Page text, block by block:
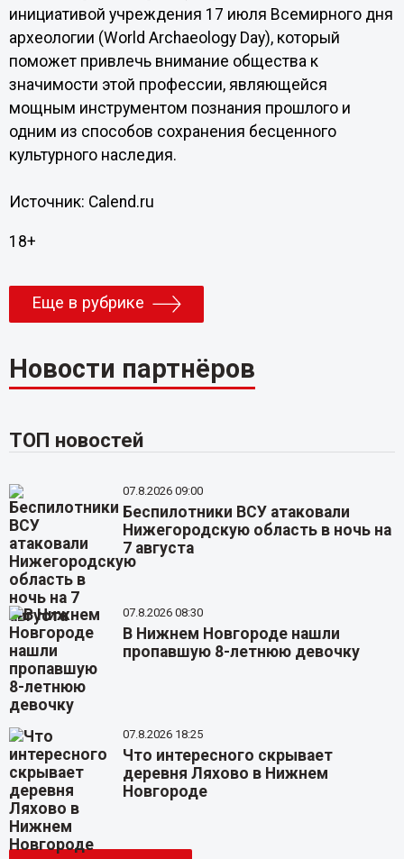
инициативой учреждения 17 июля Всемирного дня
археологии (World Archaeology Day), который
поможет привлечь внимание общества к
значимости этой профессии, являющейся
мощным инструментом познания прошлого и
одним из способов сохранения бесценного
культурного наследия.
Источник: Calend.ru
18+
Еще в рубрике
Новости партнёров
ТОП новостей
07.8.2026 09:00
Беспилотники ВСУ атаковали
Нижегородскую область в ночь на
7 августа
07.8.2026 08:30
В Нижнем Новгороде нашли
пропавшую 8-летнюю девочку
07.8.2026 18:25
Что интересного скрывает
деревня Ляхово в Нижнем
Новгороде